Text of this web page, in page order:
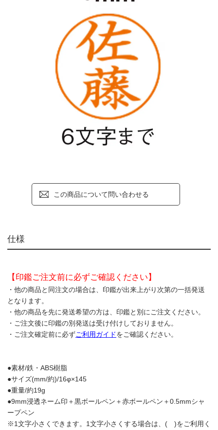
この商品について問い合わせる
仕様
【印鑑ご注文前に必ずご確認ください】
・他の商品と同注文の場合は、印鑑が出来上がり次第の一括発送
となります。
・他の商品を先に発送希望の方は、印鑑と別にご注文ください。
・ご注文後に印鑑の別発送は受け付けしておりません。
・ご注文確定前に必ずご利用ガイドをご確認ください。
●素材/鉄・ABS樹脂
●サイズ(mm/約)/16φ×145
●重量/約19g
●9mm浸透ネーム印＋黒ボールペン＋赤ボールペン＋0.5mmシャ
ープペン
※1文字小さくできます。1文字小さくする場合は、( )をご利用く